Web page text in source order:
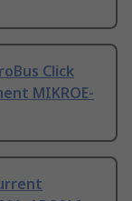
Click
MIKROE-